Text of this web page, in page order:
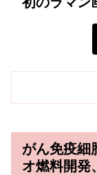
がん免疫細
オ燃料開発